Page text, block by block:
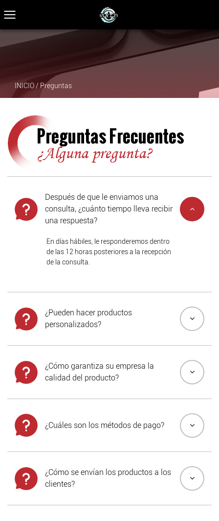
INICIO/ Preguntas
Preguntas Frecuentes
¿Alguna pregunta?
Después de que le enviamos una
consulta, ¿cuánto tiempo lleva recibir
una respuesta?
En días hábiles, le responderemos dentro
de las 12 horas posteriores a la recepción
de la consulta.
¿Pueden hacer productos
personalizados?
¿Cómo garantiza su empresa la
calidad del producto?
¿Cuáles son los métodos de pago?
¿Cómo se envían los productos a los
clientes?